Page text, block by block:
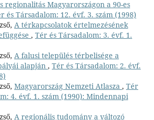
regionalitás Magyarországon a 90-es
és Társadalom: 12. évf. 3. szám (1998)
A térkapcsolatok értelmezésének
, Tér és Társadalom: 3. évf. 1.
A falusi település térbelisége a
alapján , Tér és Társadalom: 2. évf.
Magyarország Nemzeti Atlasza , Tér
4. évf. 1. szám (1990): Mindennapi
A regionális tudomány a változó